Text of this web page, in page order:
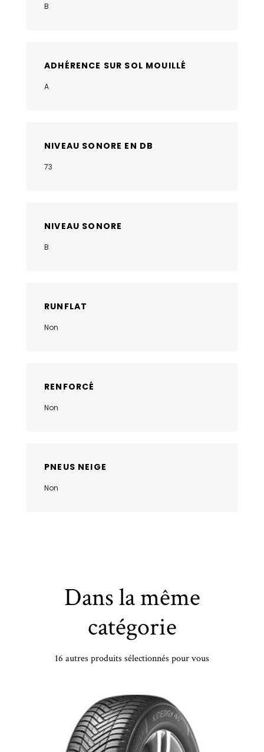
B
ADHÉRENCE SUR SOL MOUILLÉ
A
NIVEAU SONORE EN DB
73
NIVEAU SONORE
B
RUNFLAT
Non
RENFORCÉ
Non
PNEUS NEIGE
Non
Dans la même
catégorie
16 autres produits sélectionnés pour vous